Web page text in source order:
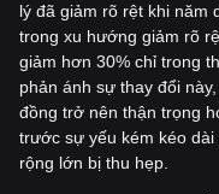
lý đã giảm rõ rệt khi năm
trong xu hướng giảm rõ
giảm hơn 30% chỉ trong
phản ánh sự thay đổi
đồng trở nên thận trọng
trước sự yếu kém kéo
rộng lớn bị thu hẹp.